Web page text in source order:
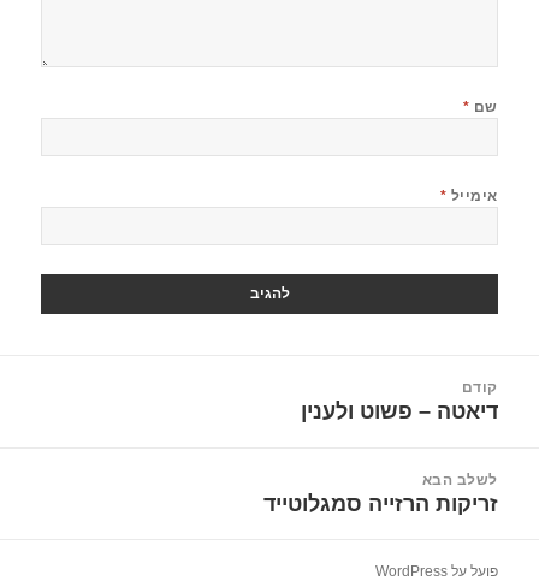
שם *
אימייל *
קודם
הפוסט
דיאטה – פשוט ולענין
לשלב הבא
הפוסט
זריקות הרזייה סמגלוטייד
פועל על WordPress